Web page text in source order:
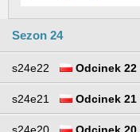
Sezon 24
s24e22 Odcinek 22
s24e21 Odcinek 21